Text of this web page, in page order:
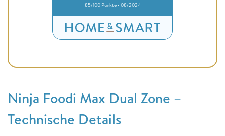
85/100 Punkte • 08/2024
Ninja Foodi Max Dual Zone –
Technische Details